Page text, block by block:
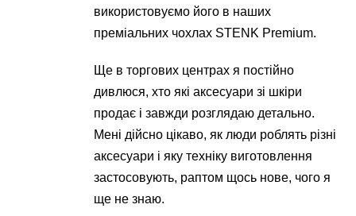
використовуємо його в наших
преміальних чохлах STENK Premium.
Ще в торгових центрах я постійно
дивлюся, хто які аксесуари зі шкіри
продає і завжди розглядаю детально.
Мені дійсно цікаво, як люди роблять різні
аксесуари і яку техніку виготовлення
застосовують, раптом щось нове, чого я
ще не знаю.